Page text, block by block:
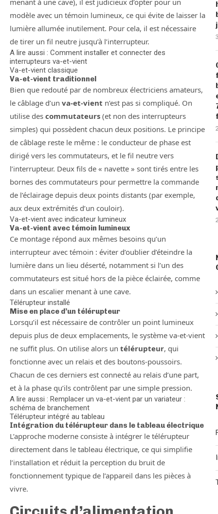
menant à une cave), il est judicieux d’opter pour un
modèle avec un témoin lumineux, ce qui évite de laisser la
lumière allumée inutilement. Pour cela, il est nécessaire
de tirer un fil neutre jusqu’à l’interrupteur.
A lire aussi : Comment installer et connecter des
interrupteurs va-et-vient
Va-et-vient classique
Va-et-vient traditionnel
Bien que redouté par de nombreux électriciens amateurs,
le câblage d’un va-et-vient n’est pas si compliqué. On
utilise des commutateurs (et non des interrupteurs
simples) qui possèdent chacun deux positions. Le principe
de câblage reste le même : le conducteur de phase est
dirigé vers les commutateurs, et le fil neutre vers
l’interrupteur. Deux fils de « navette » sont tirés entre les
bornes des commutateurs pour permettre la commande
de l’éclairage depuis deux points distants (par exemple,
aux deux extrémités d’un couloir).
Va-et-vient avec indicateur lumineux
Va-et-vient avec témoin lumineux
Ce montage répond aux mêmes besoins qu’un
interrupteur avec témoin : éviter d’oublier d’éteindre la
lumière dans un lieu déserté, notamment si l’un des
commutateurs est situé hors de la pièce éclairée, comme
dans un escalier menant à une cave.
Télérupteur installé
Mise en place d’un télérupteur
Lorsqu’il est nécessaire de contrôler un point lumineux
depuis plus de deux emplacements, le système va-et-vient
ne suffit plus. On utilise alors un télérupteur, qui
fonctionne avec un relais et des boutons-poussoirs.
Chacun de ces derniers est connecté au relais d’une part,
et à la phase qu’ils contrôlent par une simple pression.
A lire aussi : Remplacer un va-et-vient par un variateur :
schéma de branchement
Télérupteur intégré au tableau
Intégration du télérupteur dans le tableau électrique
L’approche moderne consiste à intégrer le télérupteur
directement dans le tableau électrique, ce qui simplifie
l’installation et réduit la perception du bruit de
fonctionnement typique de l’appareil dans les pièces à
vivre.